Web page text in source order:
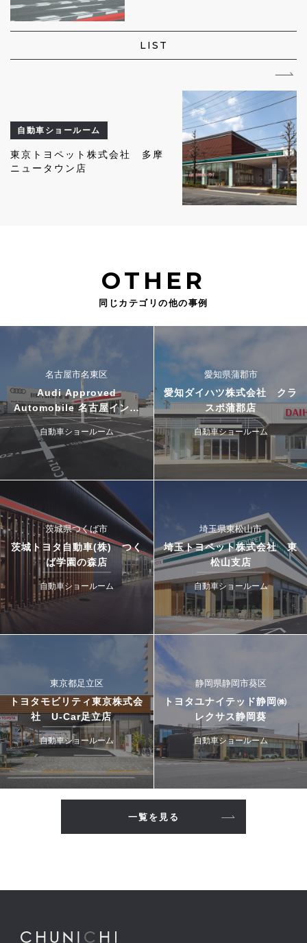
LIST
自動車ショールーム
東京トヨペット株式会社 多摩
ニュータウン店
OTHER
同じカテゴリの他の事例
名古屋市名東区
Audi Approved
Automobile 名古屋インタ
ー・ドゥカティ名古屋イース
ト
自動車ショールーム
愛知県蒲郡市
愛知ダイハツ株式会社 クラ
スポ蒲郡店
自動車ショールーム
茨城県つくば市
茨城トヨタ自動車(株) つく
ば学園の森店
自動車ショールーム
埼玉県東松山市
埼玉トヨペット株式会社 東
松山支店
自動車ショールーム
東京都足立区
トヨタモビリティ東京株式会
社 U-Car足立店
自動車ショールーム
静岡県静岡市葵区
トヨタユナイテッド静岡㈱
レクサス静岡葵
自動車ショールーム
一覧を見る